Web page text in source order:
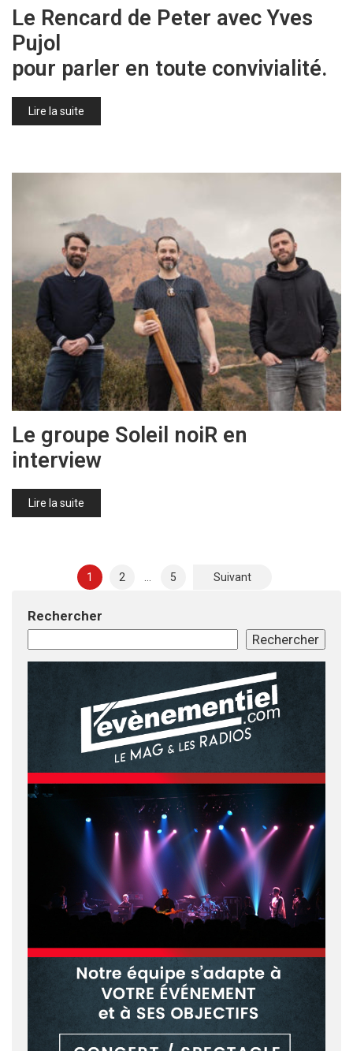
Le Rencard de Peter avec Yves
Pujol
pour parler en toute convivialité.
Lire la suite
Le groupe Soleil noiR en
interview
Lire la suite
Pagination
des
publications
1 2 5 Suivant
Rechercher
Rechercher